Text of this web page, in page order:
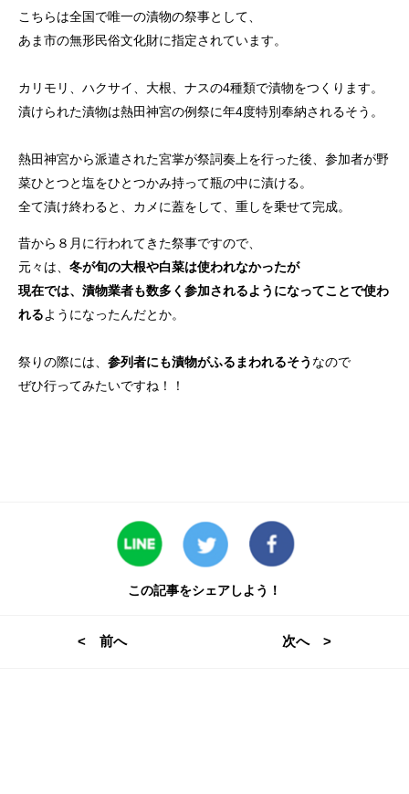
こちらは全国で唯一の漬物の祭事として、
あま市の無形民俗文化財に指定されています。
カリモリ、ハクサイ、大根、ナスの4種類で漬物をつくります。
漬けられた漬物は熱田神宮の例祭に年4度特別奉納されるそう。
熱田神宮から派遣された宮掌が祭詞奏上を行った後、参加者が野
菜ひとつと塩をひとつかみ持って瓶の中に漬ける。
全て漬け終わると、カメに蓋をして、重しを乗せて完成。
昔から８月に行われてきた祭事ですので、
元々は、 冬が旬の大根や白菜は使われなかったが
現在では、漬物業者も数多く参加されるようになってことで使わ
れるようになったんだとか。
祭りの際には、 参列者にも漬物がふるまわれるそう なので
ぜひ行ってみたいですね！！
この記事をシェアしよう！
< 前へ 次へ >